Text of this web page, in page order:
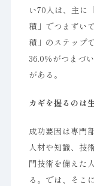
い70人は、主に
積」でつまずい
積」のステップ
36.0％がつまづ
がある。
カギを握るのは
成功要因は専門
人材や知識、技
門技術を備えた
る。では、そこ